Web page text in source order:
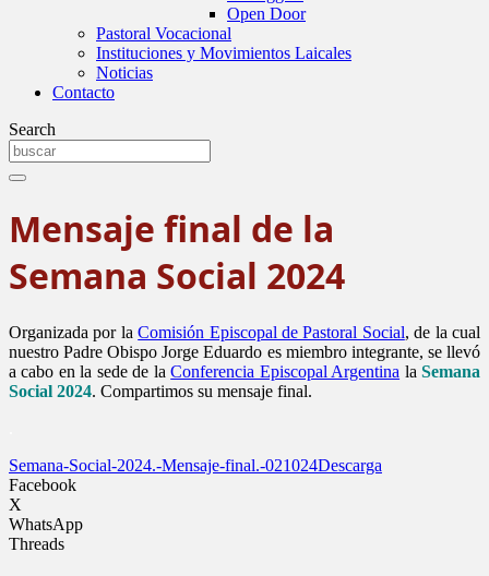
Open Door
Pastoral Vocacional
Instituciones y Movimientos Laicales
Noticias
Contacto
Search
Mensaje final de la
Semana Social 2024
Organizada por laComisión Episcopal de Pastoral Social, de la cual
nuestro Padre Obispo Jorge Eduardo es miembro integrante, se llevó
a cabo en la sede de laConferencia Episcopal Argentina laSemana
Social 2024. Compartimos su mensaje final.
Semana-Social-2024.-Mensaje-final.-021024Descarga
Facebook
X
WhatsApp
Threads